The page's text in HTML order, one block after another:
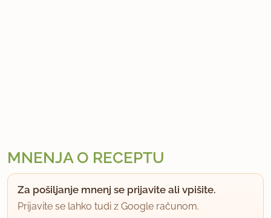
MNENJA O RECEPTU
Za pošiljanje mnenj se prijavite ali vpišite.
Prijavite se lahko tudi z Google računom.